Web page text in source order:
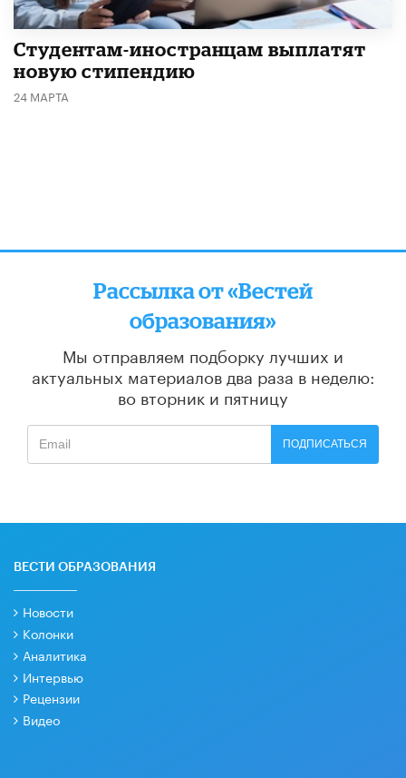
Студентам-иностранцам выплатят
новую стипендию
24 МАРТА
Рассылка от «Вестей
образования»
Мы отправляем подборку лучших и
актуальных материалов два раза в неделю:
во вторник и пятницу
ПОДПИСАТЬСЯ
ВЕСТИ ОБРАЗОВАНИЯ
Новости
Колонки
Аналитика
Интервью
Рецензии
Видео